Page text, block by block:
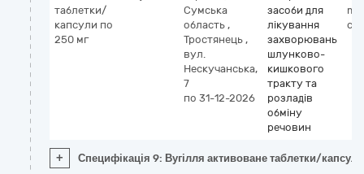
таблетки/
капсули по
250 мг
Сумська
область ,
Тростянець ,
вул.
Нескучанська,
7
по 31-12-2026
засоби для
лікування
захворювань
шлунково-
кишкового
тракту та
розладів
обміну
речовин
+ Специфікація 9: Вугілля активоване таблетки/